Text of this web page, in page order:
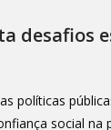
desafios
políticas
social na